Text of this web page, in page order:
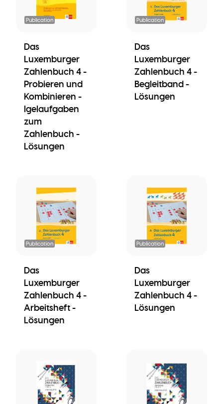
Publication
Das
Luxemburger
Zahlenbuch 4 -
Probieren und
Kombinieren -
Igelaufgaben
zum
Zahlenbuch -
Lösungen
Publication
Das
Luxemburger
Zahlenbuch 4 -
Begleitband -
Lösungen
Publication
Das
Luxemburger
Zahlenbuch 4 -
Arbeitsheft -
Lösungen
Publication
Das
Luxemburger
Zahlenbuch 4 -
Lösungen